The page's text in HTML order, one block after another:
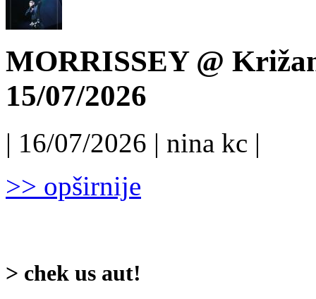
MORRISSEY @
15/07/2026
| 16/07/2026 | nina kc |
>> opširnije
> chek us aut!